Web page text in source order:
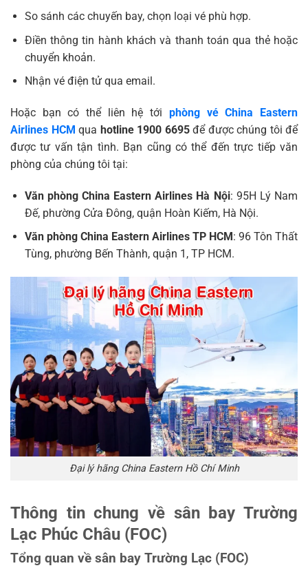
So sánh các chuyến bay, chọn loại vé phù hợp.
Điền thông tin hành khách và thanh toán qua thẻ hoặc
chuyển khoản.
Nhận vé điện tử qua email.
Hoặc bạn có thể liên hệ tới phòng vé China Eastern
Airlines HCM qua hotline 1900 6695để được chúng tôi để
được tư vấn tận tình. Bạn cũng có thể đến trực tiếp văn
phòng của chúng tôi tại:
Văn phòng China Eastern Airlines Hà Nội: 95H Lý Nam
Đế, phường Cửa Đông, quận Hoàn Kiếm, Hà Nội.
Văn phòng China Eastern Airlines TP HCM : 96 Tôn Thất
Tùng, phường Bến Thành, quận 1, TP HCM.
Đại lý hãng China Eastern Hồ Chí Minh
Thông tin chung về sân bay Trường
Lạc Phúc Châu (FOC)
Tổng quan về sân bay Trường Lạc (FOC)